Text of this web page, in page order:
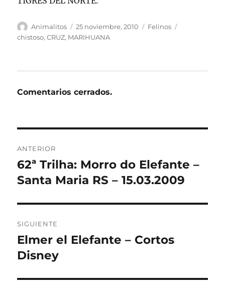
Autor
Animalitos
Publicado
el
25 noviembre, 2010 Categorías
Felinos
chistoso,CRUZ, MARIHUANA
Comentarios cerrados.
de
entradas
ANTERIOR
Entrada
anterior:
62ª Trilha: Morro do Elefante –
Santa Maria RS – 15.03.2009
SIGUIENTE
Entrada
siguiente:
Elmer el Elefante – Cortos
Disney